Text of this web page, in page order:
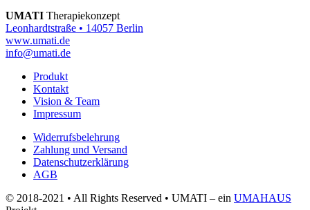
UMATI Therapiekonzept
Leonhardtstraße • 14057 Berlin
www.umati.de
info@umati.de
Produkt
Kontakt
Vision & Team
Impressum
Widerrufsbelehrung
Zahlung und Versand
Datenschutzerklärung
AGB
© 2018-2021 • All Rights Reserved • UMATI – ein UMAHAUS